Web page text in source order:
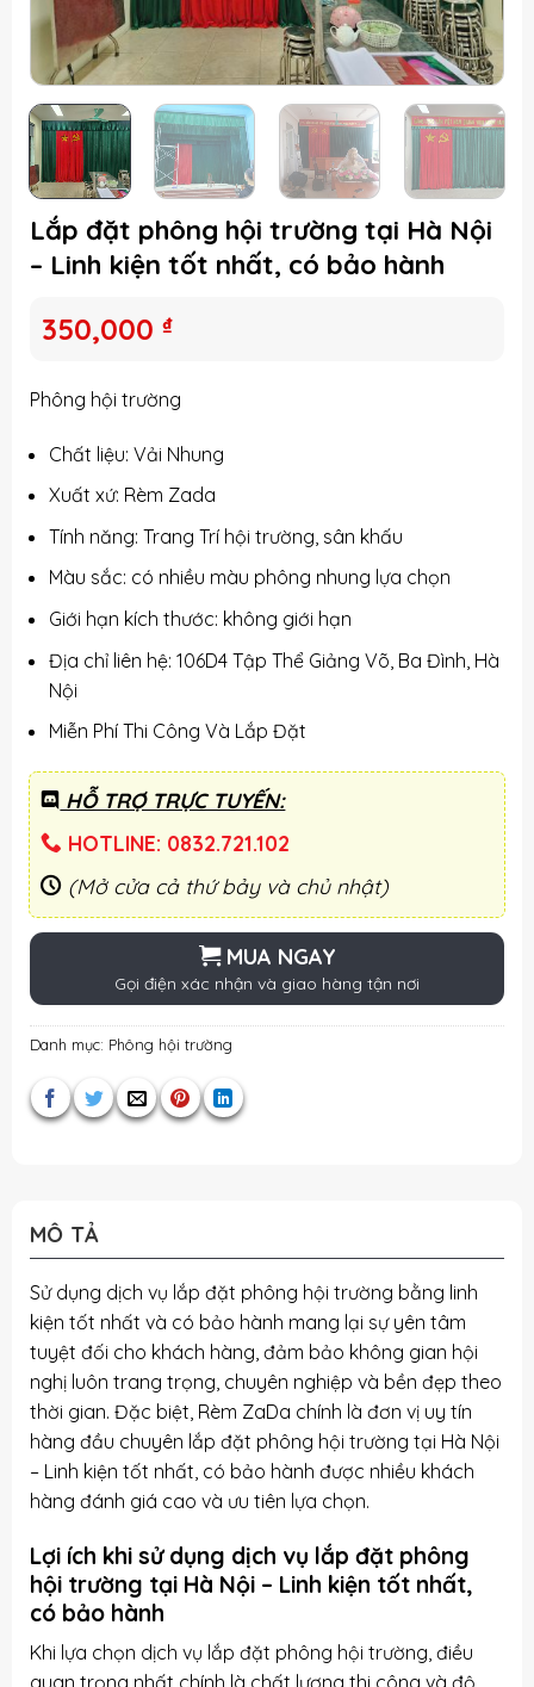
Lắp đặt phông hội trường tại Hà Nội
– Linh kiện tốt nhất, có bảo hành
350,000 ₫
Phông hội trường
Chất liệu: Vải Nhung
Xuất xứ: Rèm Zada
Tính năng: Trang Trí hội trường, sân khấu
Màu sắc: có nhiều màu phông nhung lựa chọn
Giới hạn kích thước: không giới hạn
Địa chỉ liên hệ: 106D4 Tập Thể Giảng Võ, Ba Đình, Hà
Nội
Miễn Phí Thi Công Và Lắp Đặt
HỖ TRỢ TRỰC TUYẾN:
HOTLINE: 0832.721.102
(Mở cửa cả thứ bảy và chủ nhật)
MUA NGAY
Gọi điện xác nhận và giao hàng tận nơi
Danh mục: Phông hội trường
MÔ TẢ
Sử dụng dịch vụ lắp đặt phông hội trường bằng linh
kiện tốt nhất và có bảo hành mang lại sự yên tâm
tuyệt đối cho khách hàng, đảm bảo không gian hội
nghị luôn trang trọng, chuyên nghiệp và bền đẹp theo
thời gian. Đặc biệt, Rèm ZaDa chính là đơn vị uy tín
hàng đầu chuyên lắp đặt phông hội trường tại Hà Nội
– Linh kiện tốt nhất, có bảo hành được nhiều khách
hàng đánh giá cao và ưu tiên lựa chọn.
Lợi ích khi sử dụng dịch vụ lắp đặt phông
hội trường tại Hà Nội – Linh kiện tốt nhất,
có bảo hành
Khi lựa chọn dịch vụ lắp đặt phông hội trường, điều